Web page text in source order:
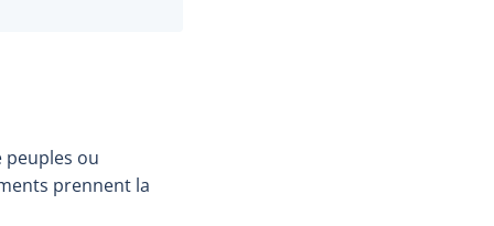
peuples ou
prennent la